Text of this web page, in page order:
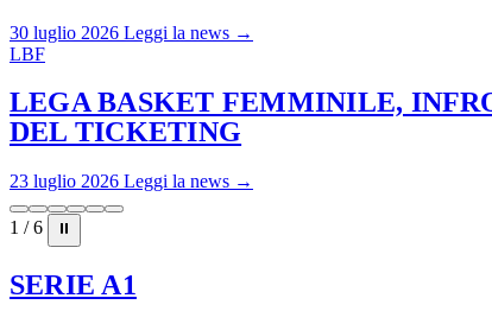
30 luglio 2026 Leggi la news →
LBF
LEGA BASKET FEMMINILE,
DEL TICKETING
23 luglio 2026 Leggi la news →
1 / 6 ⏸
SERIE A1